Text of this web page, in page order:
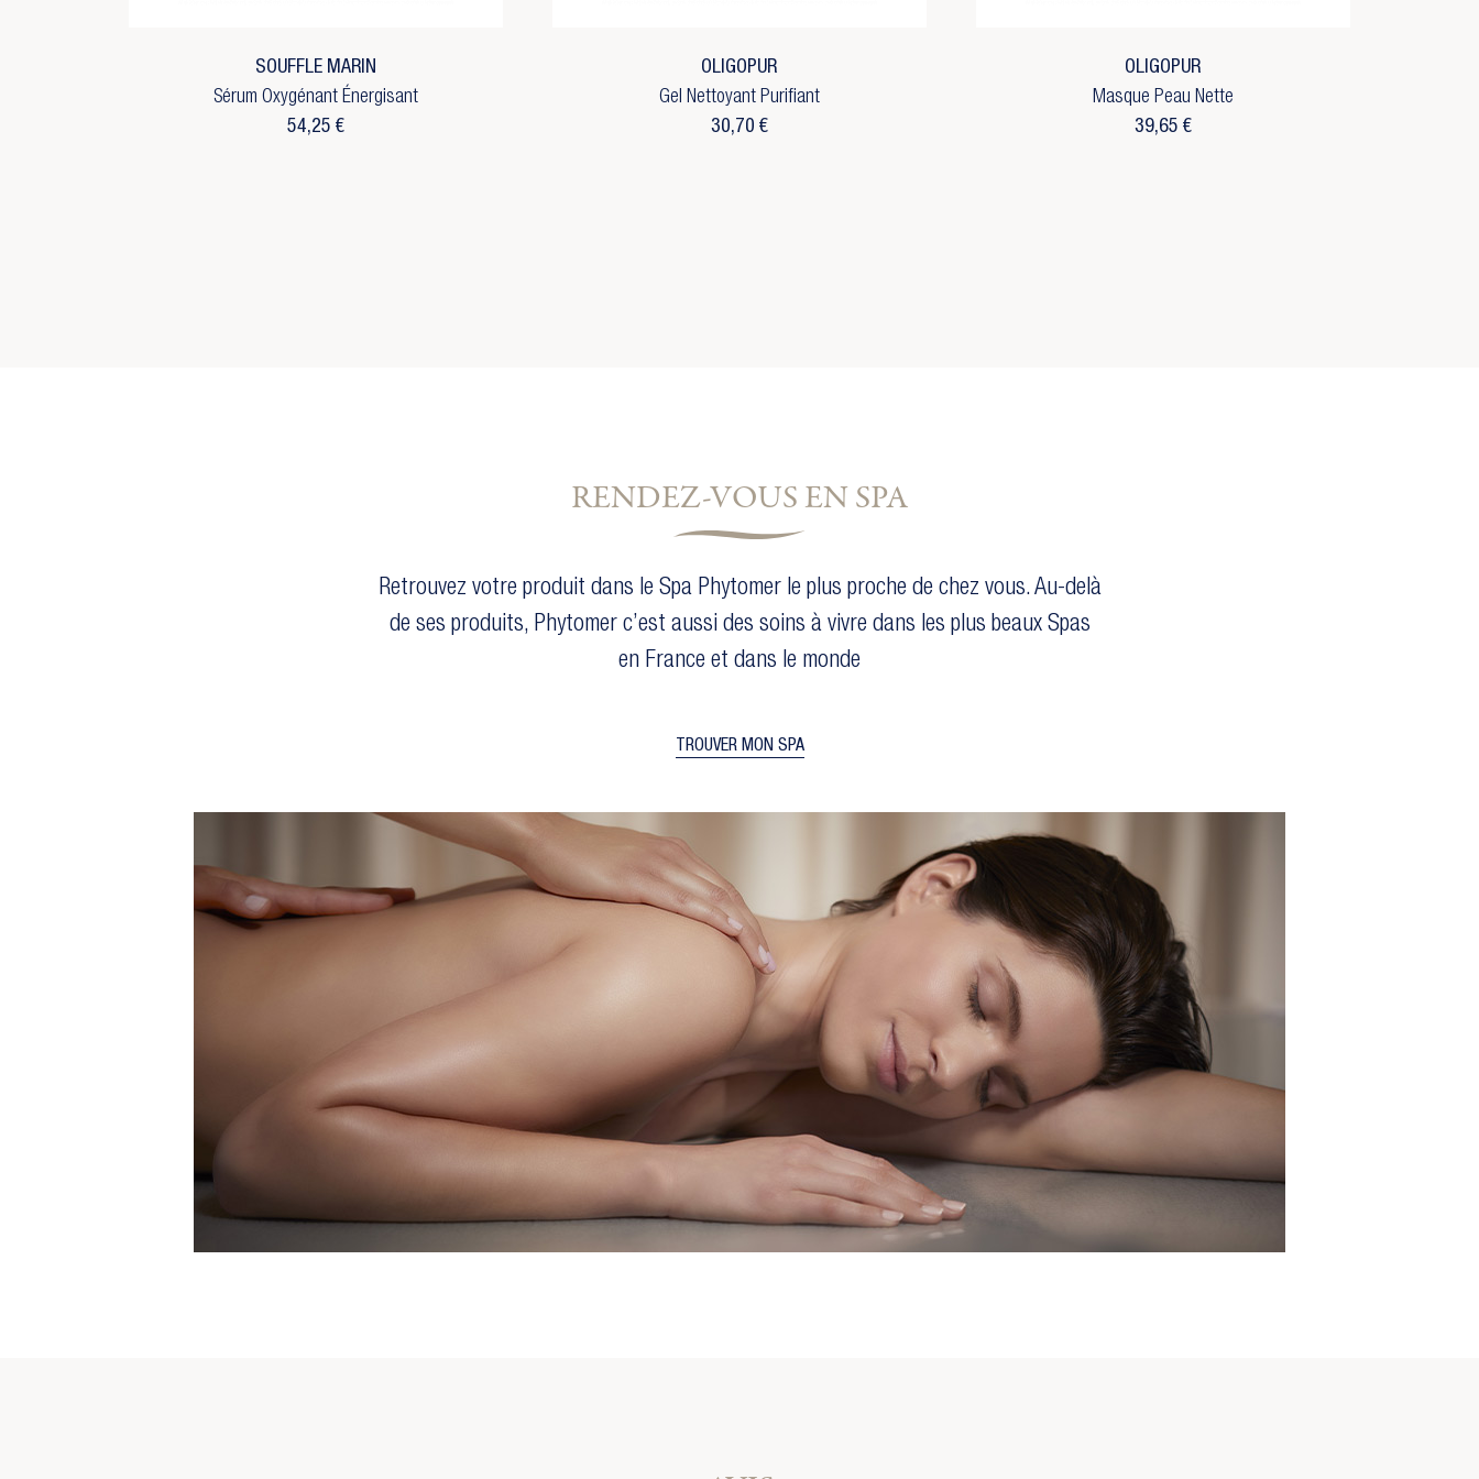
SOUFFLE MARIN
Sérum Oxygénant Énergisant
54,25 €
OLIGOPUR
Gel Nettoyant Purifiant
30,70 €
OLIGOPUR
Masque Peau Nette
39,65 €
RENDEZ-VOUS EN SPA
Retrouvez votre produit dans le Spa Phytomer le plus proche de chez vous. Au-delà
de ses produits, Phytomer c’est aussi des soins à vivre dans les plus beaux Spas
en France et dans le monde
TROUVER MON SPA